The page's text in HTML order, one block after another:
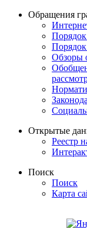
Обращения
Обзоры
Открытые
Реестр
Поиск
Поиск
Карта